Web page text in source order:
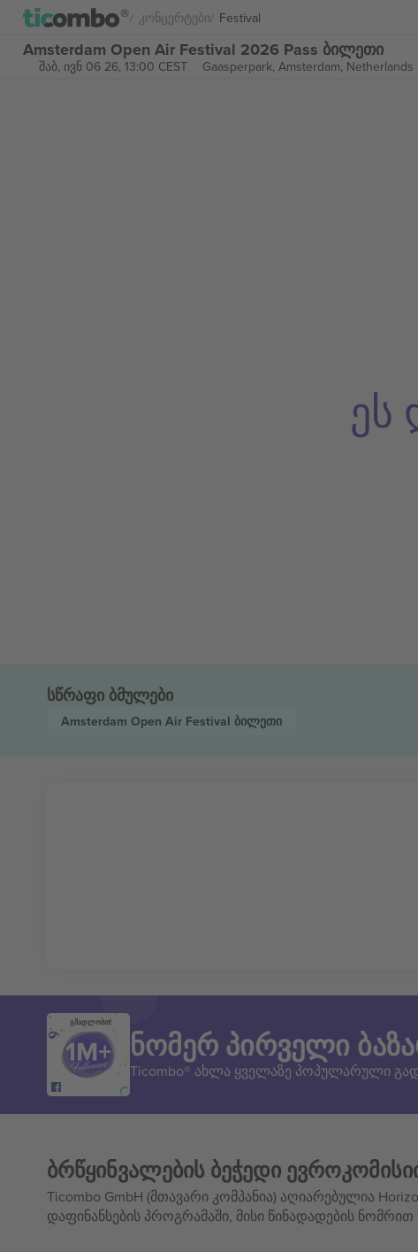
Კონცერტები Festival
Amsterdam Open Air Festival 2026 Pass ბილეთი
შაბ, ივნ 06 26, 13:00 CEST Gaasperpark, Amsterdam, Netherlands
ეს
სწრაფი ბმულები
Amsterdam Open Air Festival ბილეთი
გმადლობთ!
ნომერ პირველი
Ticombo® ახლა ყველაზე პოპულარული
ბრწყინვალების ბეჭედი
Ticombo GmbH (მთავარი კომპანია) აღიარებულია
დაფინანსების პროგრამაში, მისი წინადადების ნომრით